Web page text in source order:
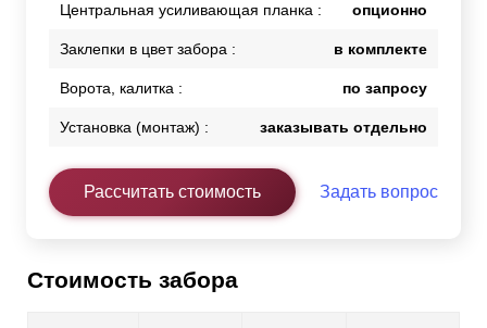
Центральная усиливающая планка : опционно
Заклепки в цвет забора : в комплекте
Ворота, калитка : по запросу
Установка (монтаж) : заказывать отдельно
Рассчитать стоимость Задать вопрос
Стоимость забора